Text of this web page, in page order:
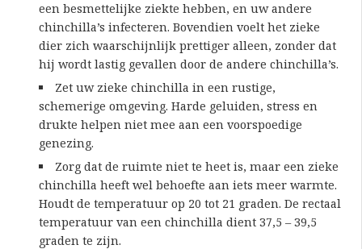
een besmettelijke ziekte hebben, en uw andere
chinchilla’s infecteren. Bovendien voelt het zieke
dier zich waarschijnlijk prettiger alleen, zonder dat
hij wordt lastig gevallen door de andere chinchilla’s.
Zet uw zieke chinchilla in een rustige,
schemerige omgeving. Harde geluiden, stress en
drukte helpen niet mee aan een voorspoedige
genezing.
Zorg dat de ruimte niet te heet is, maar een zieke
chinchilla heeft wel behoefte aan iets meer warmte.
Houdt de temperatuur op 20 tot 21 graden. De rectaal
temperatuur van een chinchilla dient 37,5 – 39,5
graden te zijn.